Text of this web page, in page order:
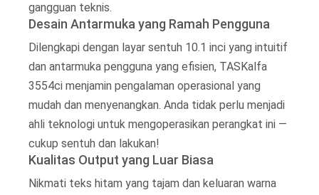
gangguan teknis.
Desain Antarmuka yang Ramah Pengguna
Dilengkapi dengan layar sentuh 10.1 inci yang intuitif
dan antarmuka pengguna yang efisien, TASKalfa
3554ci menjamin pengalaman operasional yang
mudah dan menyenangkan. Anda tidak perlu menjadi
ahli teknologi untuk mengoperasikan perangkat ini —
cukup sentuh dan lakukan!
Kualitas Output yang Luar Biasa
Nikmati teks hitam yang tajam dan keluaran warna